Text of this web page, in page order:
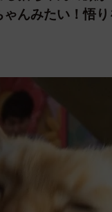
ゃんみたい！悟